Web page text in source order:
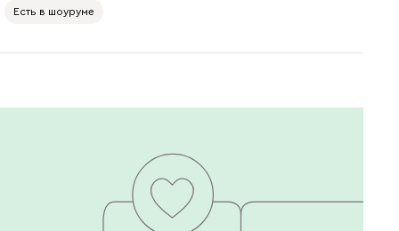
120
Есть в шоуруме